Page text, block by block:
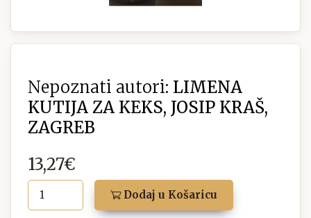
Nepoznati autori: LIMENA
KUTIJA ZA KEKS, JOSIP KRAŠ,
ZAGREB
13,27€
Dodaj u Košaricu